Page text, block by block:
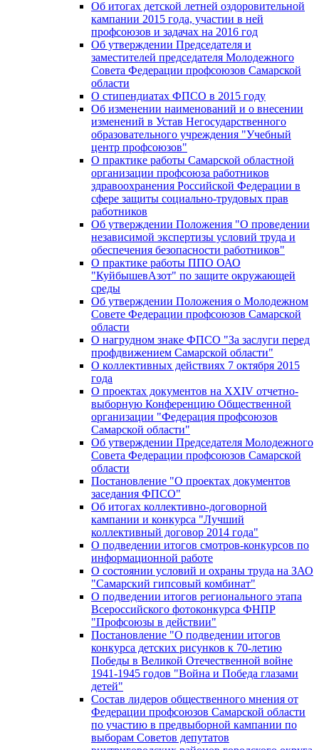
Об итогах детской летней оздоровительной
кампании 2015 года, участии в ней
профсоюзов и задачах на 2016 год
Об утверждении Председателя и
заместителей председателя Молодежного
Совета Федерации профсоюзов Самарской
области
О стипендиатах ФПСО в 2015 году
Об изменении наименований и о внесении
изменений в Устав Негосударственного
образовательного учреждения "Учебный
центр профсоюзов"
О практике работы Самарской областной
организации профсоюза работников
здравоохранения Российской Федерации в
сфере защиты социально-трудовых прав
работников
Об утверждении Положения "О проведении
независимой экспертизы условий труда и
обеспечения безопасности работников"
О практике работы ППО ОАО
"КуйбышевАзот" по защите окружающей
среды
Об утверждении Положения о Молодежном
Совете Федерации профсоюзов Самарской
области
О нагрудном знаке ФПСО "За заслуги перед
профдвижением Самарской области"
О коллективных действиях 7 октября 2015
года
О проектах документов на XXIV отчетно-
выборную Конференцию Общественной
организации "Федерация профсоюзов
Самарской области"
Об утверждении Председателя Молодежного
Совета Федерации профсоюзов Самарской
области
Постановление "О проектах документов
заседания ФПСО"
Об итогах коллективно-договорной
кампании и конкурса "Лучший
коллективный договор 2014 года"
О подведении итогов смотров-конкурсов по
информационной работе
О состоянии условий и охраны труда на ЗАО
"Самарский гипсовый комбинат"
О подведении итогов регионального этапа
Всероссийского фотоконкурса ФНПР
"Профсоюзы в действии"
Постановление "О подведении итогов
конкурса детских рисунков к 70-летию
Победы в Великой Отечественной войне
1941-1945 годов "Война и Победа глазами
детей"
Состав лидеров общественного мнения от
Федерации профсоюзов Самарской области
по участию в предвыборной кампании по
выборам Советов депутатов